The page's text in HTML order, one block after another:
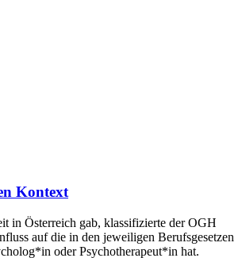
Kontext
in Österreich gab, klassifizierte der OGH
auf die in den jeweiligen Berufsgesetzen
oder Psychotherapeut*in hat.